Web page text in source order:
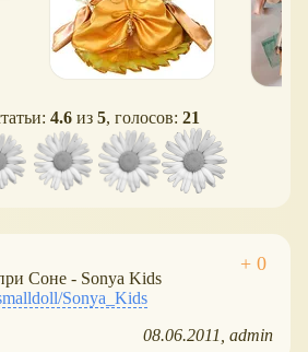
4.6 из 5, голосов: 21
Соне - Sonya Kids
Sonya_Kids
08.06.2011 admin